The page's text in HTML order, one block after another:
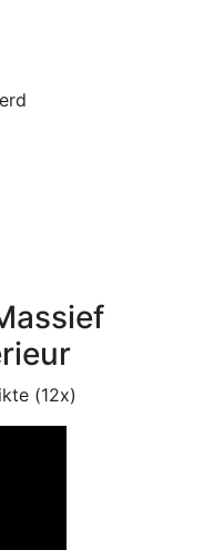
(12x)